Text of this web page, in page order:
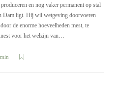
en nog vaker permanent op stal
Dam ligt. Hij wil wetgeving doorvoeren
de enorme hoeveelheden mest, te
voor het welzijn van…